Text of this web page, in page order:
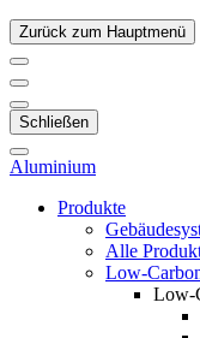
Zurück zum Hauptmenü
Schließen
Aluminium
Produkte
Alle
Low-
Low-